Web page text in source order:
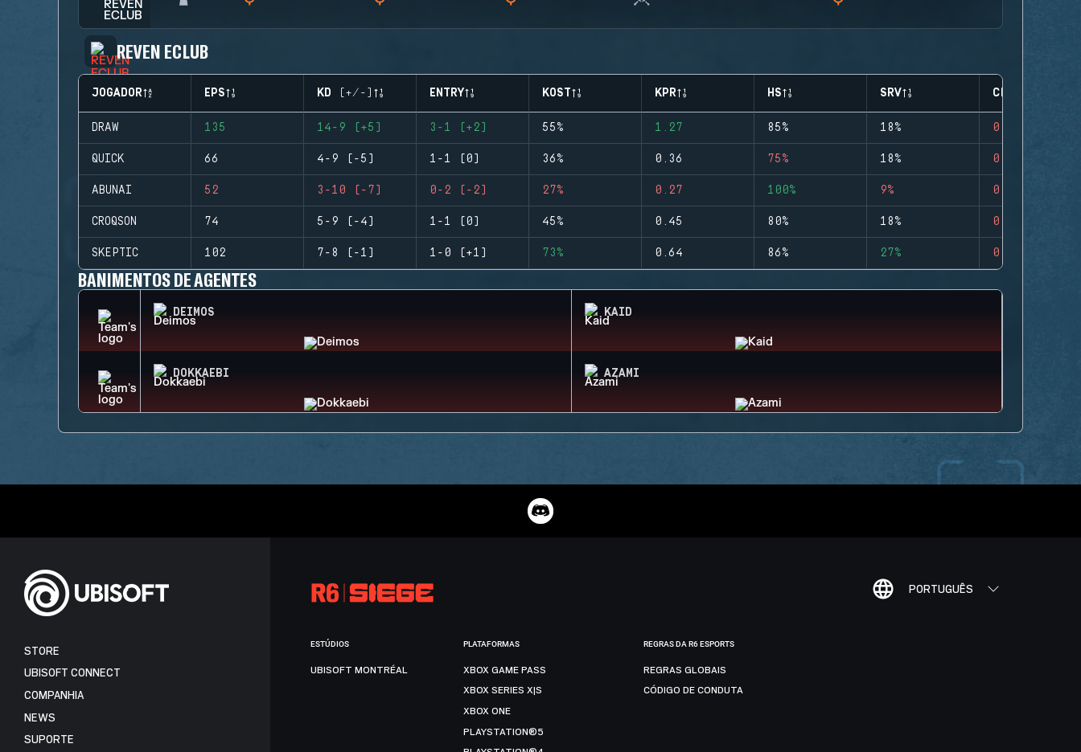
REVEN ECLUB
JOGADOR EPS KD (+/-) ENTRY KOST KPR HS SRV CLUTCHES
DRAW 135 14-9 (+5) 3-1 (+2) 55% 1.27 85% 18% 0
QUICK 66 4-9 (-5) 1-1 (0) 36% 0.36 75% 18% 0
ABUNAI 52 3-10 (-7) 0-2 (-2) 27% 0.27 100% 9% 0
CROQSON 74 5-9 (-4) 1-1 (0) 45% 0.45 80% 18% 0
SKEPTIC 102 7-8 (-1) 1-0 (+1) 73% 0.64 86% 27% 0
BANIMENTOS DE AGENTES
DEIMOS KAID
DOKKAEBI AZAMI
PORTUGUÊS
STORE
UBISOFT CONNECT
COMPANHIA
NEWS
SUPORTE
ESTÚDIOS
UBISOFT MONTRÉAL
PLATAFORMAS
XBOX GAME PASS
XBOX SERIES X|S
XBOX ONE
PLAYSTATION®5
REGRAS DA R6 ESPORTS
REGRAS GLOBAIS
CÓDIGO DE CONDUTA